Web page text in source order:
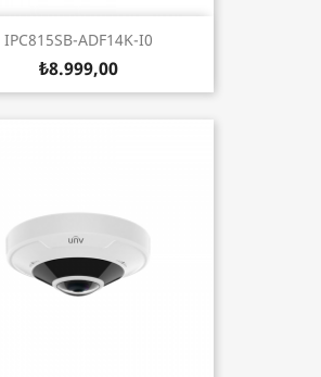
IPC815SB-ADF14K-I0
₺8.999,00